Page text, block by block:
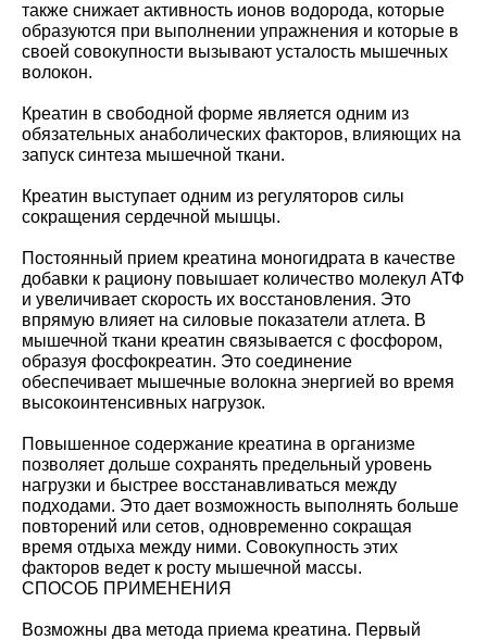
также снижает активность ионов водорода, которые
образуются при выполнении упражнения и которые в
своей совокупности вызывают усталость мышечных
волокон.
Креатин в свободной форме является одним из
обязательных анаболических факторов, влияющих на
запуск синтеза мышечной ткани.
Креатин выступает одним из регуляторов силы
сокращения сердечной мышцы.
Постоянный прием креатина моногидрата в качестве
добавки к рациону повышает количество молекул АТФ
и увеличивает скорость их восстановления. Это
впрямую влияет на силовые показатели атлета. В
мышечной ткани креатин связывается с фосфором,
образуя фосфокреатин. Это соединение
обеспечивает мышечные волокна энергией во время
высокоинтенсивных нагрузок.
Повышенное содержание креатина в организме
позволяет дольше сохранять предельный уровень
нагрузки и быстрее восстанавливаться между
подходами. Это дает возможность выполнять больше
повторений или сетов, одновременно сокращая
время отдыха между ними. Совокупность этих
факторов ведет к росту мышечной массы.
СПОСОБ ПРИМЕНЕНИЯ
Возможны два метода приема креатина. Первый